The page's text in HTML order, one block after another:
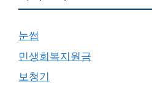
눈썹
민생회복지원금
보청기